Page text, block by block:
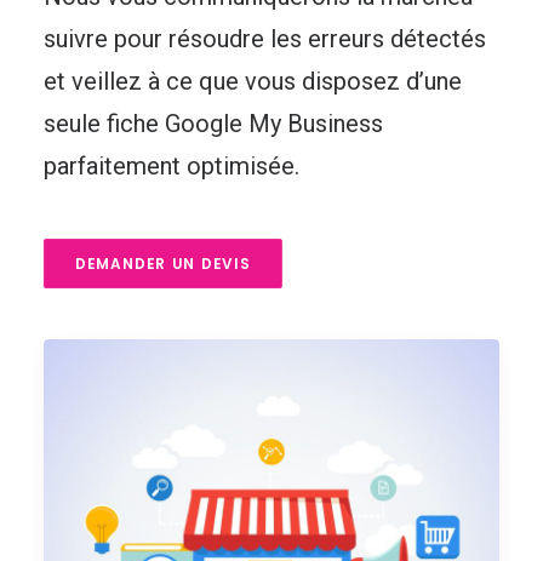
suivre pour résoudre les erreurs détectés
et veillez à ce que vous disposez d’une
seule fiche Google My Business
parfaitement optimisée.
DEMANDER UN DEVIS